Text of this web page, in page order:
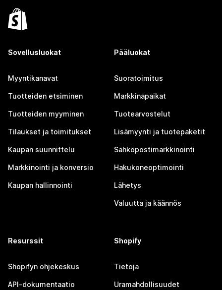
Sovellusluokat
Myyntikanavat
Tuotteiden etsiminen
Tuotteiden myyminen
Tilaukset ja toimitukset
Kaupan suunnittelu
Markkinointi ja konversio
Kaupan hallinnointi
Pääluokat
Suoratoimitus
Markkinapaikat
Tuotearvostelut
Lisämyynti ja tuotepaketit
Sähköpostimarkkinointi
Hakukoneoptimointi
Lähetys
Valuutta ja käännös
Resurssit
Shopifyn ohjekeskus
API-dokumentaatio
Shopify
Tietoja
Uramahdollisuudet